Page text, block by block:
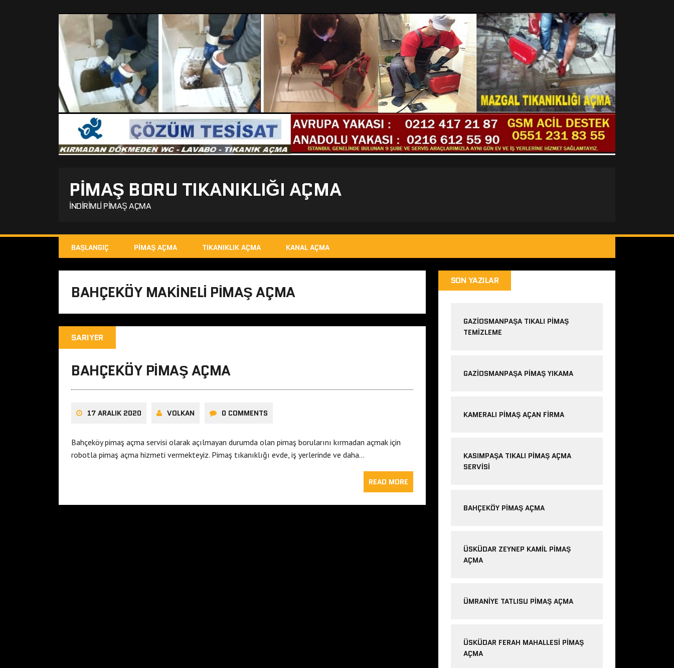
PIMAŞ BORU TIKANIKLIĞI AÇMA
İNDIRIMLI PIMAŞ AÇMA
BAŞLANGIÇ PIMAŞ AÇMA TIKANIKLIK AÇMA KANAL AÇMA
BAHÇEKÖY MAKINELI PIMAŞ AÇMA
SARIYER
BAHÇEKÖY PIMAŞ AÇMA
17 ARALIK 2020 VOLKAN 0 COMMENTS
Bahçeköy pimaş açma servisi olarak açılmayan durumda olan pimaş borularını kırmadan açmak için
robotla pimaş açma hizmeti vermekteyiz. Pimaş tıkanıklığı evde, iş yerlerinde ve daha…
READ MORE
SON YAZILAR
GAZIOSMANPAŞA TIKALI PIMAŞ
TEMIZLEME
GAZIOSMANPAŞA PIMAŞ YIKAMA
KAMERALI PIMAŞ AÇAN FIRMA
KASIMPAŞA TIKALI PIMAŞ AÇMA
SERVISI
BAHÇEKÖY PIMAŞ AÇMA
ÜSKÜDAR ZEYNEP KAMIL PIMAŞ
AÇMA
ÜMRANIYE TATLISU PIMAŞ AÇMA
ÜSKÜDAR FERAH MAHALLESI PIMAŞ
AÇMA